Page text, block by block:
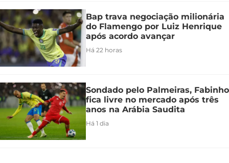
Bap trava negociação milionária
do Flamengo por Luiz Henrique
após acordo avançar
Há 22 horas
Sondado pelo Palmeiras, Fabinho
fica livre no mercado após três
anos na Arábia Saudita
Há 1 dia